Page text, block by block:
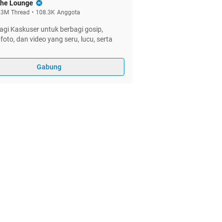
Lounge
Thread • 108.3K Anggota
Kaskuser untuk berbagi gosip,
dan video yang seru, lucu, serta
Gabung